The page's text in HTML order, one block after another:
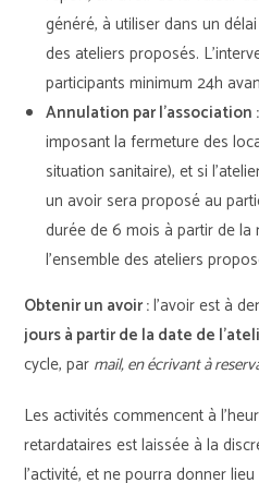
généré, à utiliser dans un
des ateliers proposés.
participants minimum 24h
Annulation par l’association
imposant la fermeture des
situation sanitaire), et si
un avoir sera proposé au
durée de 6 mois à partir de
l’ensemble des ateliers
Obtenir un avoir :l’avoir est à
jours à partir de la date de
cycle, par mail, en écrivant à
Les activités commencent à
retardataires est laissée à la
l’activité, et ne pourra donner